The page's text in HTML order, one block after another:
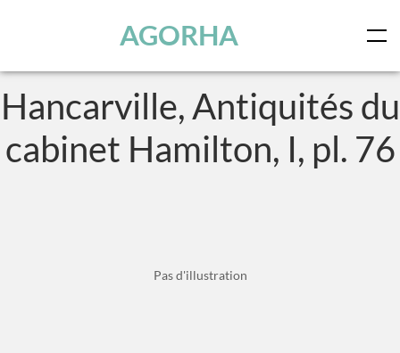
AGORHA
Hancarville, Antiquités du
cabinet Hamilton, I, pl. 76
Pas d'illustration